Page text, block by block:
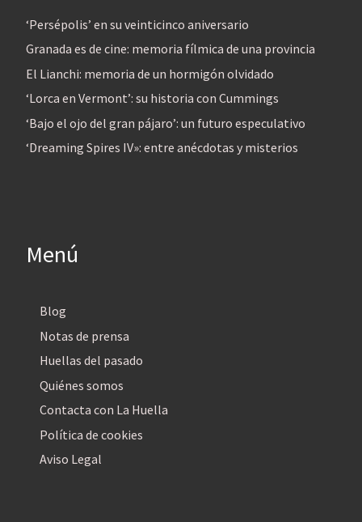
‘Persépolis’ en su veinticinco aniversario
Granada es de cine: memoria fílmica de una provincia
El Lianchi: memoria de un hormigón olvidado
‘Lorca en Vermont’: su historia con Cummings
‘Bajo el ojo del gran pájaro’: un futuro especulativo
‘Dreaming Spires IV»: entre anécdotas y misterios
Menú
Blog
Notas de prensa
Huellas del pasado
Quiénes somos
Contacta con La Huella
Política de cookies
Aviso Legal